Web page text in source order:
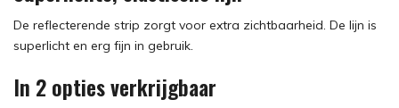
De reflecterende strip zorgt voor extra zichtbaarheid. De lijn is
superlicht en erg fijn in gebruik.
In 2 opties verkrijgbaar